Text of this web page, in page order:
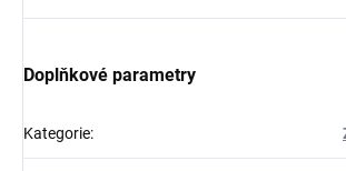
Doplňkové parametry
Kategorie: